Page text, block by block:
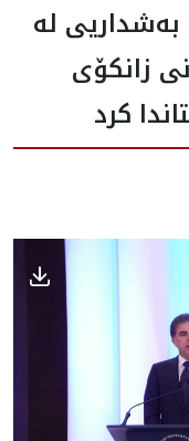
بەشداریی لە
زانکۆی
کرد